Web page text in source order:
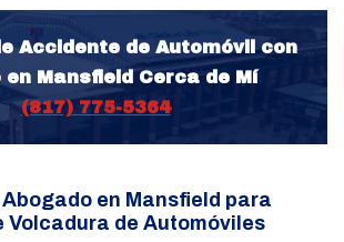
Accidente de Automóvil con
en Mansfield Cerca de Mí
(817) 775-5364
en Mansfield para
Volcadura de Automóviles